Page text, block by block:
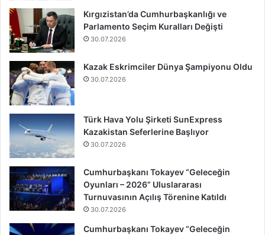
Kırgızistan’da Cumhurbaşkanlığı ve
Parlamento Seçim Kuralları Değişti
30.07.2026
Kazak Eskrimciler Dünya Şampiyonu Oldu
30.07.2026
Türk Hava Yolu Şirketi SunExpress
Kazakistan Seferlerine Başlıyor
30.07.2026
Cumhurbaşkanı Tokayev “Geleceğin
Oyunları – 2026” Uluslararası
Turnuvasının Açılış Törenine Katıldı
30.07.2026
Cumhurbaşkanı Tokayev “Geleceğin